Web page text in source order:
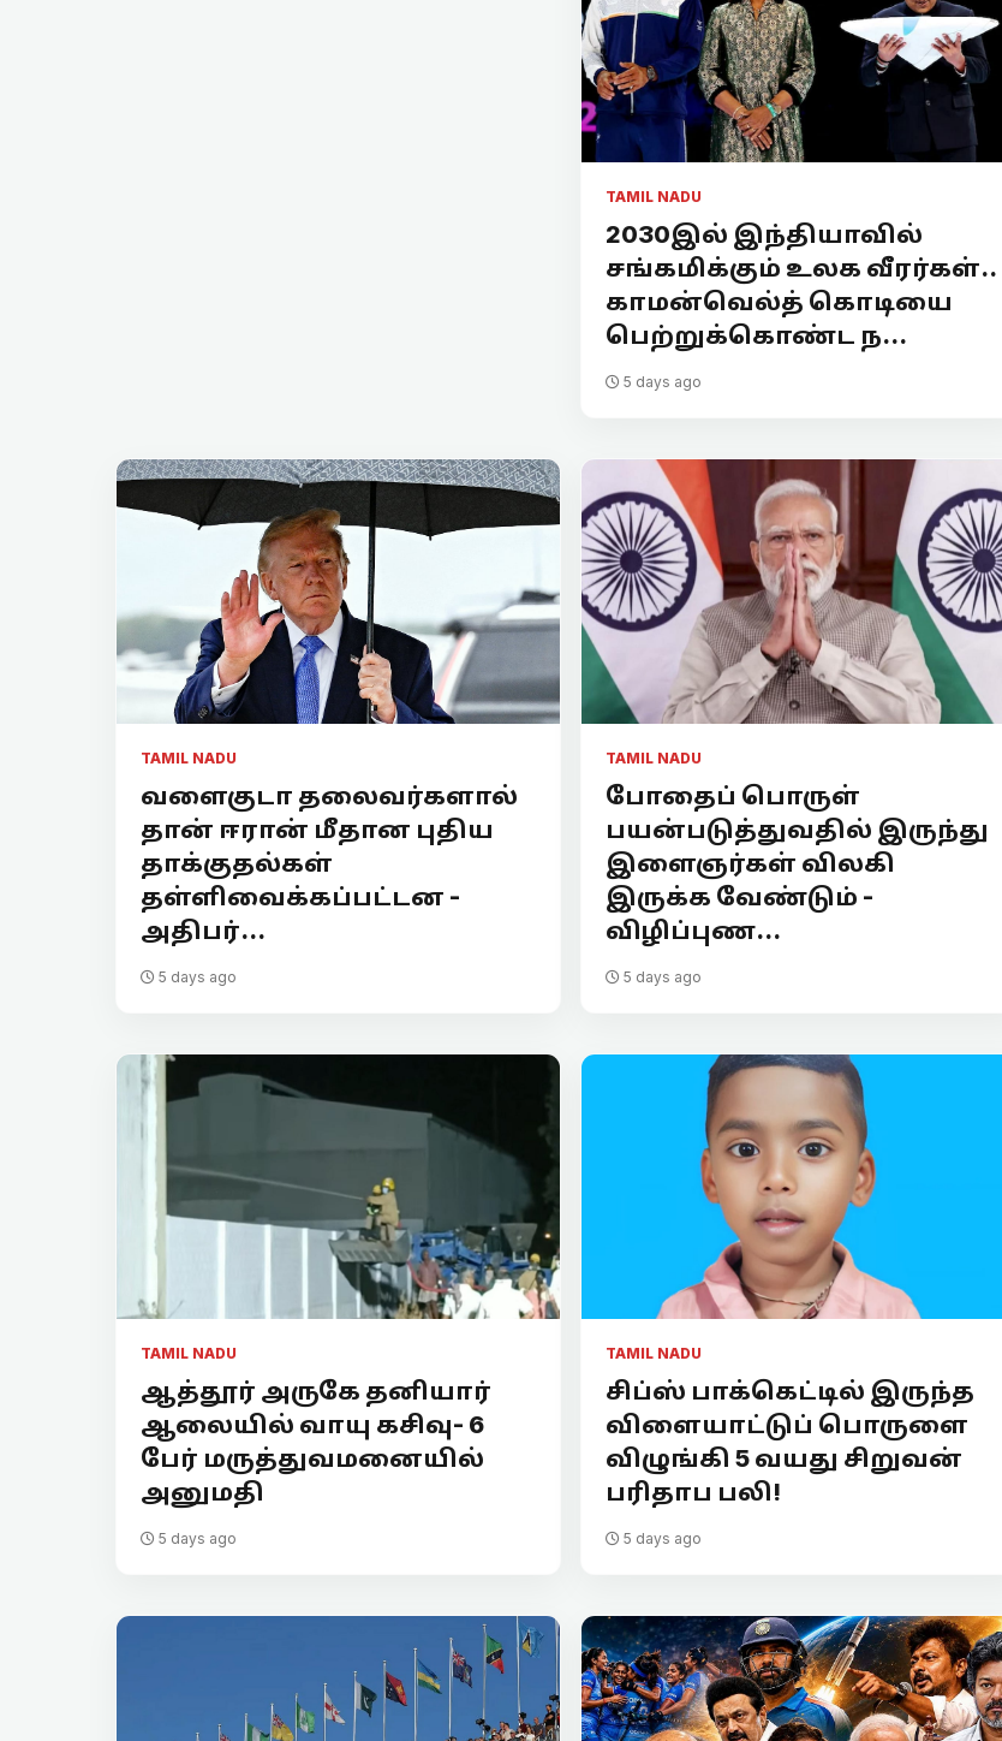
TAMIL NADU
2030இல் இந்தியாவில்
சங்கமிக்கும் உலக வீரர்கள்..
காமன்வெல்த் கொடியை
பெற்றுக்கொண்ட ந...
5 days ago
TAMIL NADU
வளைகுடா தலைவர்களால்
தான் ஈரான் மீதான புதிய
தாக்குதல்கள்
தள்ளிவைக்கப்பட்டன -
அதிபர்...
5 days ago
TAMIL NADU
போதைப் பொருள்
பயன்படுத்துவதில் இருந்து
இளைஞர்கள் விலகி
இருக்க வேண்டும் -
விழிப்புண...
5 days ago
TAMIL NADU
ஆத்தூர் அருகே தனியார்
ஆலையில் வாயு கசிவு- 6
பேர் மருத்துவமனையில்
அனுமதி
5 days ago
TAMIL NADU
சிப்ஸ் பாக்கெட்டில் இருந்த
விளையாட்டுப் பொருளை
விழுங்கி 5 வயது சிறுவன்
பரிதாப பலி!
5 days ago